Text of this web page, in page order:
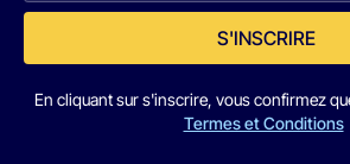
S'INSCRIRE
En cliquant sur s'inscrire, vous confirmez
Termes et Conditions